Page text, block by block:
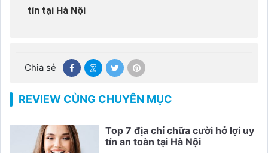
tín tại Hà Nội
Chia sẻ
REVIEW CÙNG CHUYÊN MỤC
Top 7 địa chỉ chữa cười hở lợi uy
tín an toàn tại Hà Nội